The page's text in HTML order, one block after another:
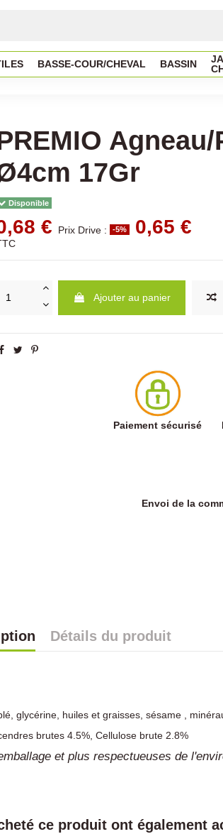
BASSE-COUR/CHEVAL BASSIN
17Gr
Disponible
€ Prix Drive : -5% 0,65 €
Ajouter au panier
Paiement sécurisé
Envoi de la
Détails du produit
glycérine, huiles et graisses, sésame ,
brutes 4.5%, Cellulose brute 2.8%
et plus respectueuses de
ce produit ont également